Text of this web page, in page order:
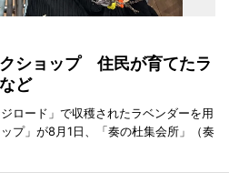
ショップ 住民が育てたラ
ど
ロード」で収穫されたラベンダーを用
プ」が8月1日、「奏の杜集会所」（奏